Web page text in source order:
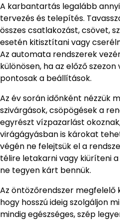
A karbantartás legalább
tervezés és telepítés.
összes csatlakozást, csövet,
esetén kitisztítani vagy
Az automata rendszerek
különösen, ha az előző
pontosak a beállítások.
Az év során időnként nézzük
szivárgások, csöpögések a
egyrészt vízpazarlást
virágágyásban is károkat
végén ne felejtsük el a
télire letakarni vagy kiüríteni
ne tegyen kárt bennük.
Az öntözőrendszer
hogy hosszú ideig szolgáljon
mindig egészséges, szép